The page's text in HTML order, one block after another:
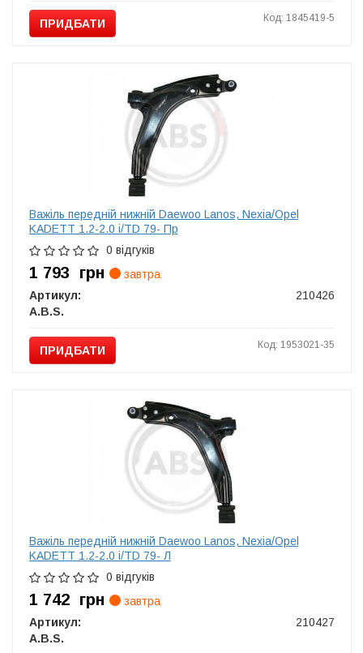
ПРИДБАТИ Код: 1845419-5
Важіль передній нижній Daewoo Lanos, Nexia/Opel
KADETT 1.2-2.0 i/TD 79- Пр
0 відгуків
1 793 грн
завтра
Артикул:
210426
A.B.S.
ПРИДБАТИ Код: 1953021-35
Важіль передній нижній Daewoo Lanos, Nexia/Opel
KADETT 1.2-2.0 i/TD 79- Л
0 відгуків
1 742 грн
завтра
Артикул:
210427
A.B.S.